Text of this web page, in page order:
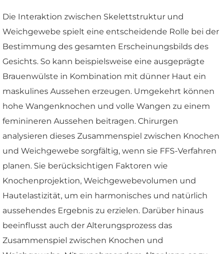
Die Interaktion zwischen Skelettstruktur und
Weichgewebe spielt eine entscheidende Rolle bei der
Bestimmung des gesamten Erscheinungsbilds des
Gesichts. So kann beispielsweise eine ausgeprägte
Brauenwülste in Kombination mit dünner Haut ein
maskulines Aussehen erzeugen. Umgekehrt können
hohe Wangenknochen und volle Wangen zu einem
feminineren Aussehen beitragen. Chirurgen
analysieren dieses Zusammenspiel zwischen Knochen
und Weichgewebe sorgfältig, wenn sie FFS-Verfahren
planen. Sie berücksichtigen Faktoren wie
Knochenprojektion, Weichgewebevolumen und
Hautelastizität, um ein harmonisches und natürlich
aussehendes Ergebnis zu erzielen. Darüber hinaus
beeinflusst auch der Alterungsprozess das
Zusammenspiel zwischen Knochen und